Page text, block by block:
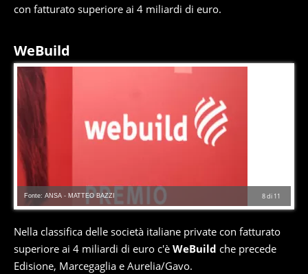
con fatturato superiore ai 4 miliardi di euro.
WeBuild
8di 11
Fonte: ANSA - MATTEO BAZZI
Nella classifica delle società italiane private con fatturato
superiore ai 4 miliardi di euro c'è WeBuild che precede
Edisione, Marcegaglia e Aurelia/Gavo.